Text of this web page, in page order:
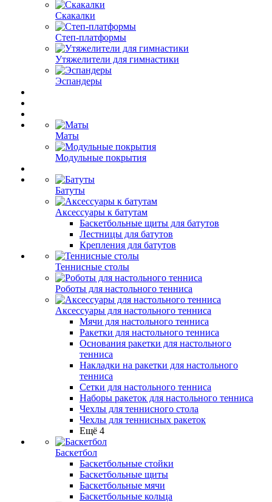
Скакалки
Степ-платформы
Утяжелители для гимнастики
Эспандеры
Маты
Модульные покрытия
Батуты
Аксессуары к батутам
Баскетбольные щиты для батутов
Лестницы для батутов
Крепления для батутов
Теннисные столы
Роботы для настольного тенниса
Аксессуары для настольного тенниса
Мячи для настольного тенниса
Ракетки для настольного тенниса
Основания ракетки для настольного
тенниса
Накладки на ракетки для настольного
тенниса
Сетки для настольного тенниса
Наборы ракеток для настольного тенниса
Чехлы для теннисного стола
Чехлы для теннисных ракеток
Ещё 4
Баскетбол
Баскетбольные стойки
Баскетбольные щиты
Баскетбольные мячи
Баскетбольные кольца